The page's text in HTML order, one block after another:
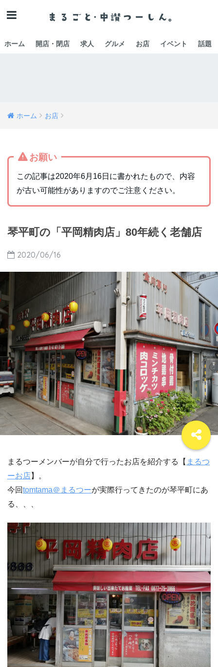
ホーム 開店・閉店 求人 グルメ お店 イベント 話題
ホーム お店
お願い
この記事は2020年6月16日に書かれたもので、内容
が古い可能性がありますのでご注意ください。
琴平町の「平岡精肉店」80年続く老舗店
2020/06/16
まるつーメンバーが自分で行ったお店を紹介する【 まるつ
ーお店】。
今回tomtama＠まるつーが実際行ってきたのが琴平町にあ
る、、、